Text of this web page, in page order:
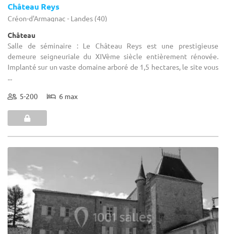
Château Reys
Créon-d'Armagnac - Landes (40)
Château
Salle de séminaire : Le Château Reys est une prestigieuse
demeure seigneuriale du XIVème siècle entièrement rénovée.
Implanté sur un vaste domaine arboré de 1,5 hectares, le site vous
...
5-200 6 max